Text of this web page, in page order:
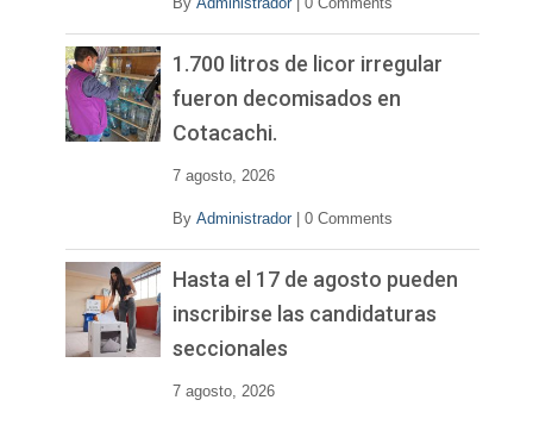
1.700 litros de licor irregular
fueron decomisados en
Cotacachi.
7 agosto, 2026
By Administrador 0 Comments
Hasta el 17 de agosto pueden
inscribirse las candidaturas
seccionales
7 agosto, 2026